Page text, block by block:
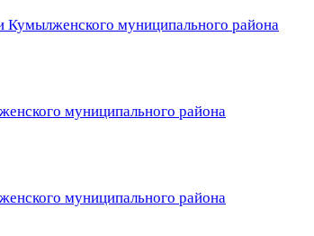
Кумылженского муниципального района
муниципального района
муниципального района